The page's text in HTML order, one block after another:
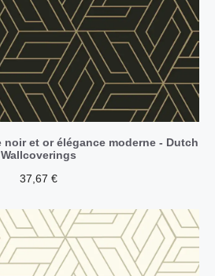
et or élégance moderne - Dutch
Wallcoverings
37,67 €